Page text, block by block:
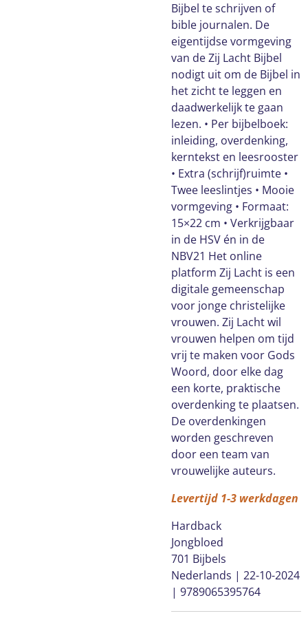
Bijbel te schrijven of
bible journalen. De
eigentijdse vormgeving
van de Zij Lacht Bijbel
nodigt uit om de Bijbel in
het zicht te leggen en
daadwerkelijk te gaan
lezen. • Per bijbelboek:
inleiding, overdenking,
kerntekst en leesrooster
• Extra (schrijf)ruimte •
Twee leeslintjes • Mooie
vormgeving • Formaat:
15×22 cm • Verkrijgbaar
in de HSV én in de
NBV21 Het online
platform Zij Lacht is een
digitale gemeenschap
voor jonge christelijke
vrouwen. Zij Lacht wil
vrouwen helpen om tijd
vrij te maken voor Gods
Woord, door elke dag
een korte, praktische
overdenking te plaatsen.
De overdenkingen
worden geschreven
door een team van
vrouwelijke auteurs.
Levertijd 1-3 werkdagen
Hardback
Jongbloed
701 Bijbels
Nederlands | 22-10-2024
| 9789065395764